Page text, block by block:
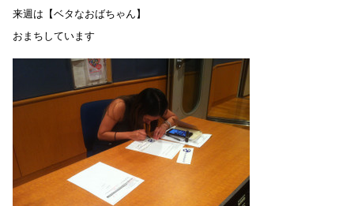
来週は【ベタなおばちゃん】
おまちしています